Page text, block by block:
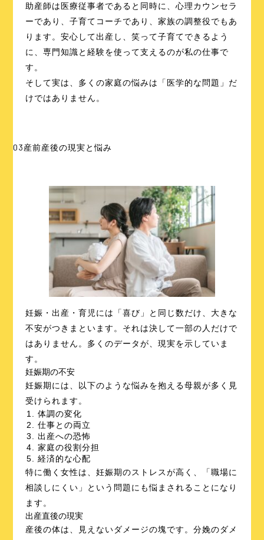
助産師は医療従事者であると同時に、心理カウンセラ
ーであり、子育てコーチであり、家族の調整役でもあ
ります。安心して出産し、笑って子育てできるよう
に、専門知識と経験を使って支えるのが私の仕事で
す。
そして実は、多くの家庭の悩みは「医学的な問題」だ
けではありません。
03産前産後の現実と悩み
妊娠・出産・育児には「喜び」と同じ数だけ、大きな
不安がつきまといます。それは決して一部の人だけで
はありません。多くのデータが、現実を示していま
す。
妊娠期の不安
妊娠期には、以下のような悩みを抱える母親が多く見
受けられます。
体調の変化
仕事との両立
出産への恐怖
家庭の役割分担
経済的な心配
特に働く女性は、妊娠期のストレスが高く、「職場に
相談しにくい」という問題にも悩まされることになり
ます。
出産直後の現実
産後の体は、見えないダメージの塊です。分娩のダメ